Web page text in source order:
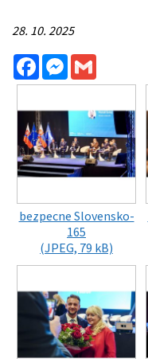
28. 10. 2025
FacebookMessenger
bezpecne Slovensko-
165
(JPEG, 79 kB)